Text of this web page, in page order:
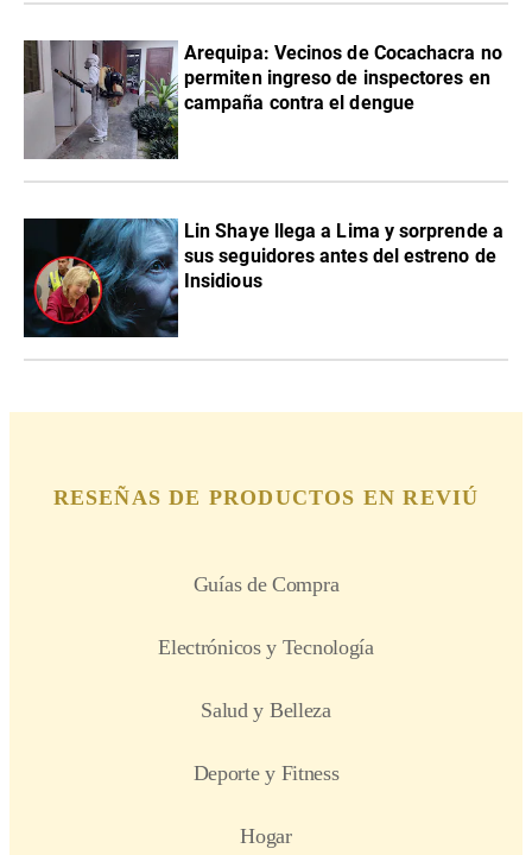
Arequipa: Vecinos de Cocachacra no
permiten ingreso de inspectores en
campaña contra el dengue
Lin Shaye llega a Lima y sorprende a
sus seguidores antes del estreno de
Insidious